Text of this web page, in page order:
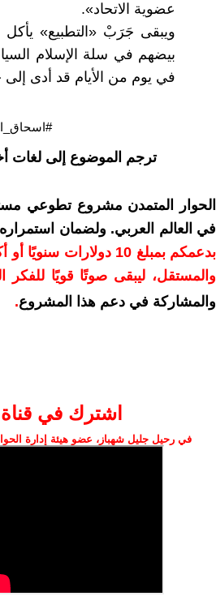
عضوية الاتحاد».
ويبقى جَرَبْ «التطبيع»
بيضهم في سلة الإسلام
في يوم من الأيام قد أدى
ترجم الموضوع إلى لغات
الحوار المتمدن مشروع تطوعي
في العالم العربي. ولضمان
بدعمكم بمبلغ 10
والمستقل، ليبقى صوتًا قويًا للفكر
والمشاركة في دعم هذا المشروع.
اشترك في
في رحيل جليل شهباز، عضو هيئة إدارة